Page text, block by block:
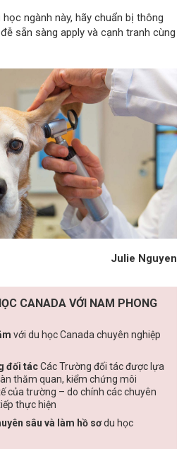
ngành này, hãy chuẩn bị thông
sẵn sàng apply và cạnh tranh cùng
Julie Nguyen
CANADA VỚI NAM PHONG
với du học Canada chuyên nghiệp
đối tácCác Trường đối tác được lựa
thăm quan, kiểm chứng môi
của trường – do chính các chuyên
thực hiện
sâu và làm hồ sơdu học